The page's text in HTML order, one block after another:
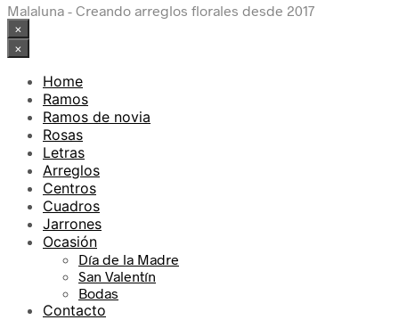
Malaluna - Creando arreglos florales desde 2017
×
×
Home
Ramos
Ramos de novia
Rosas
Letras
Arreglos
Centros
Cuadros
Jarrones
Ocasión
Día de la Madre
San Valentín
Bodas
Contacto